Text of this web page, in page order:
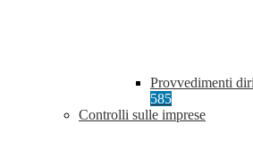
Provvedimenti
585
Controlli sulle imprese